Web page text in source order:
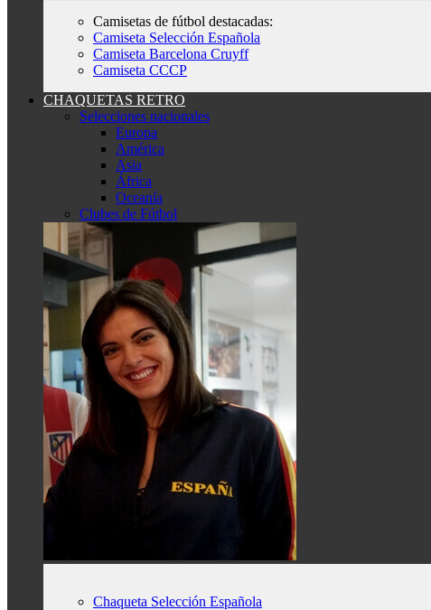
Camisetas de fútbol destacadas:
Camiseta Selección Española
Camiseta Barcelona Cruyff
Camiseta CCCP
CHAQUETAS RETRO
Selecciones nacionales
Europa
América
Asia
África
Oceanía
Clubes de Fútbol
Chaqueta Selección Española